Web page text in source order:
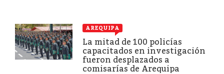
AREQUIPA
La mitad de 100 policías
capacitados en investigación
fueron desplazados a
comisarías de Arequipa